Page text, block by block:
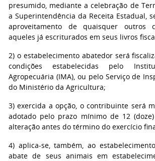
presumido, mediante a celebração de
a Superintendência da Receita Estadual,
aproveitamento de quaisquer outros
aqueles já escriturados em seus livros
2) o estabelecimento abatedor será
condições estabelecidas pelo
Agropecuária (IMA), ou pelo Serviço de
do Ministério da Agricultura;
3) exercida a opção, o contribuinte será
adotado pelo prazo mínimo de 12
alteração antes do término do exercício
4) aplica-se, também, ao
abate de seus animais em